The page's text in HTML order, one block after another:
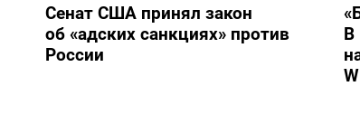
Сенат США принял закон
об «адских санкциях» против
России
В